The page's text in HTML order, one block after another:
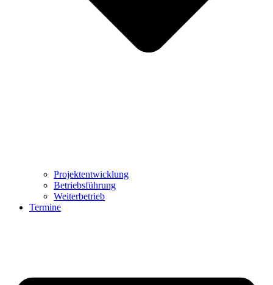
Projektentwicklung
Betriebsführung
Weiterbetrieb
Termine